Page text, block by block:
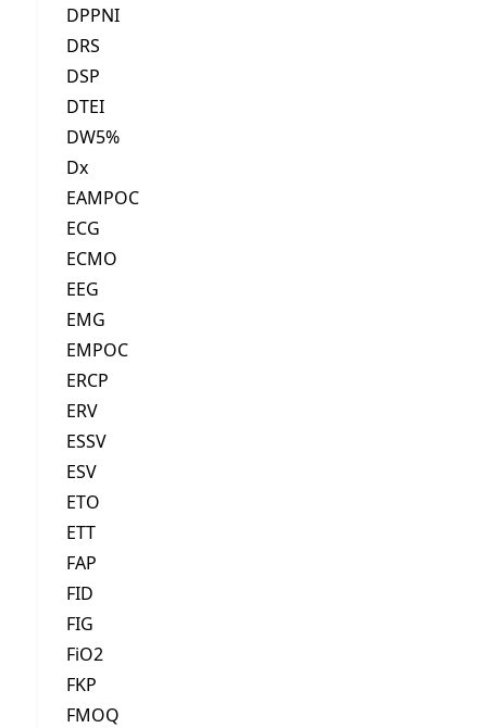
DPPNI
DRS
DSP
DTEI
DW5%
Dx
EAMPOC
ECG
ECMO
EEG
EMG
EMPOC
ERCP
ERV
ESSV
ESV
ETO
ETT
FAP
FID
FIG
FiO2
FKP
FMOQ